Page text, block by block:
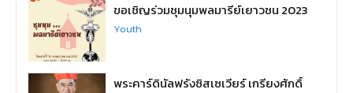
ขอเชิญร่วมชุมนุมพลมารีย์เยาวชน 2023
Youth
พระคาร์ดินัลฟรังซิสเซเวียร์ เกรียงศักดิ์